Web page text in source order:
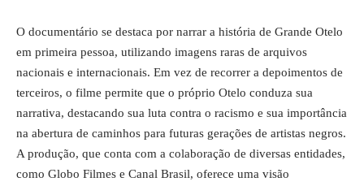
O documentário se destaca por narrar a história de Grande Otelo
em primeira pessoa, utilizando imagens raras de arquivos
nacionais e internacionais. Em vez de recorrer a depoimentos de
terceiros, o filme permite que o próprio Otelo conduza sua
narrativa, destacando sua luta contra o racismo e sua importância
na abertura de caminhos para futuras gerações de artistas negros.
A produção, que conta com a colaboração de diversas entidades,
como Globo Filmes e Canal Brasil, oferece uma visão